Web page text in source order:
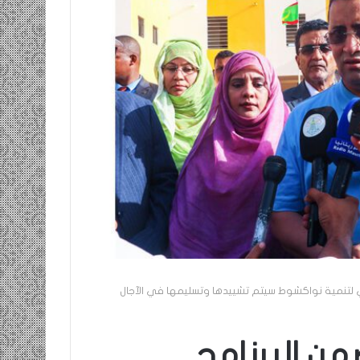
الاستعجالي لتنمية نواكشوط سيتم تشييدها وتسليمها في الآجال
…/ بين
المغاضبين
ومضة…./
بومديد…..صرخة
استغاثة..
معادة..؟
/
الشريف
بونا
25 يونيو، 2022
ومضة…./ بومديد…..صرخة استغاثة..
معادة..؟ / الشريف بونا